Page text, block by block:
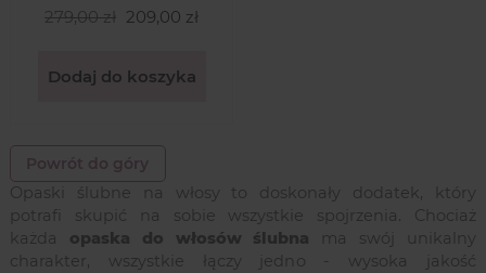
279,00 zł 209,00 zł
Dodaj do koszyka
Powrót do góry
Opaski ślubne na włosy to doskonały dodatek, który
potrafi skupić na sobie wszystkie spojrzenia. Chociaż
każda opaska do włosów ślubna ma swój unikalny
charakter, wszystkie łączy jedno - wysoka jakość